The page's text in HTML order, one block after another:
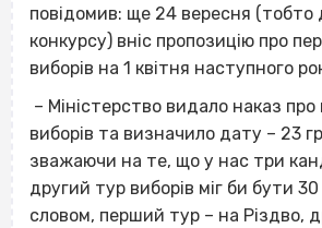
повідомив: ще 24 вересня (тобто
конкурсу) вніс пропозицію про
виборів на 1 квітня наступного
– Міністерство видало наказ
виборів та визначило дату – 23
зважаючи на те, що у нас три
другий тур виборів міг би бути
словом, перший тур – на Різдво,